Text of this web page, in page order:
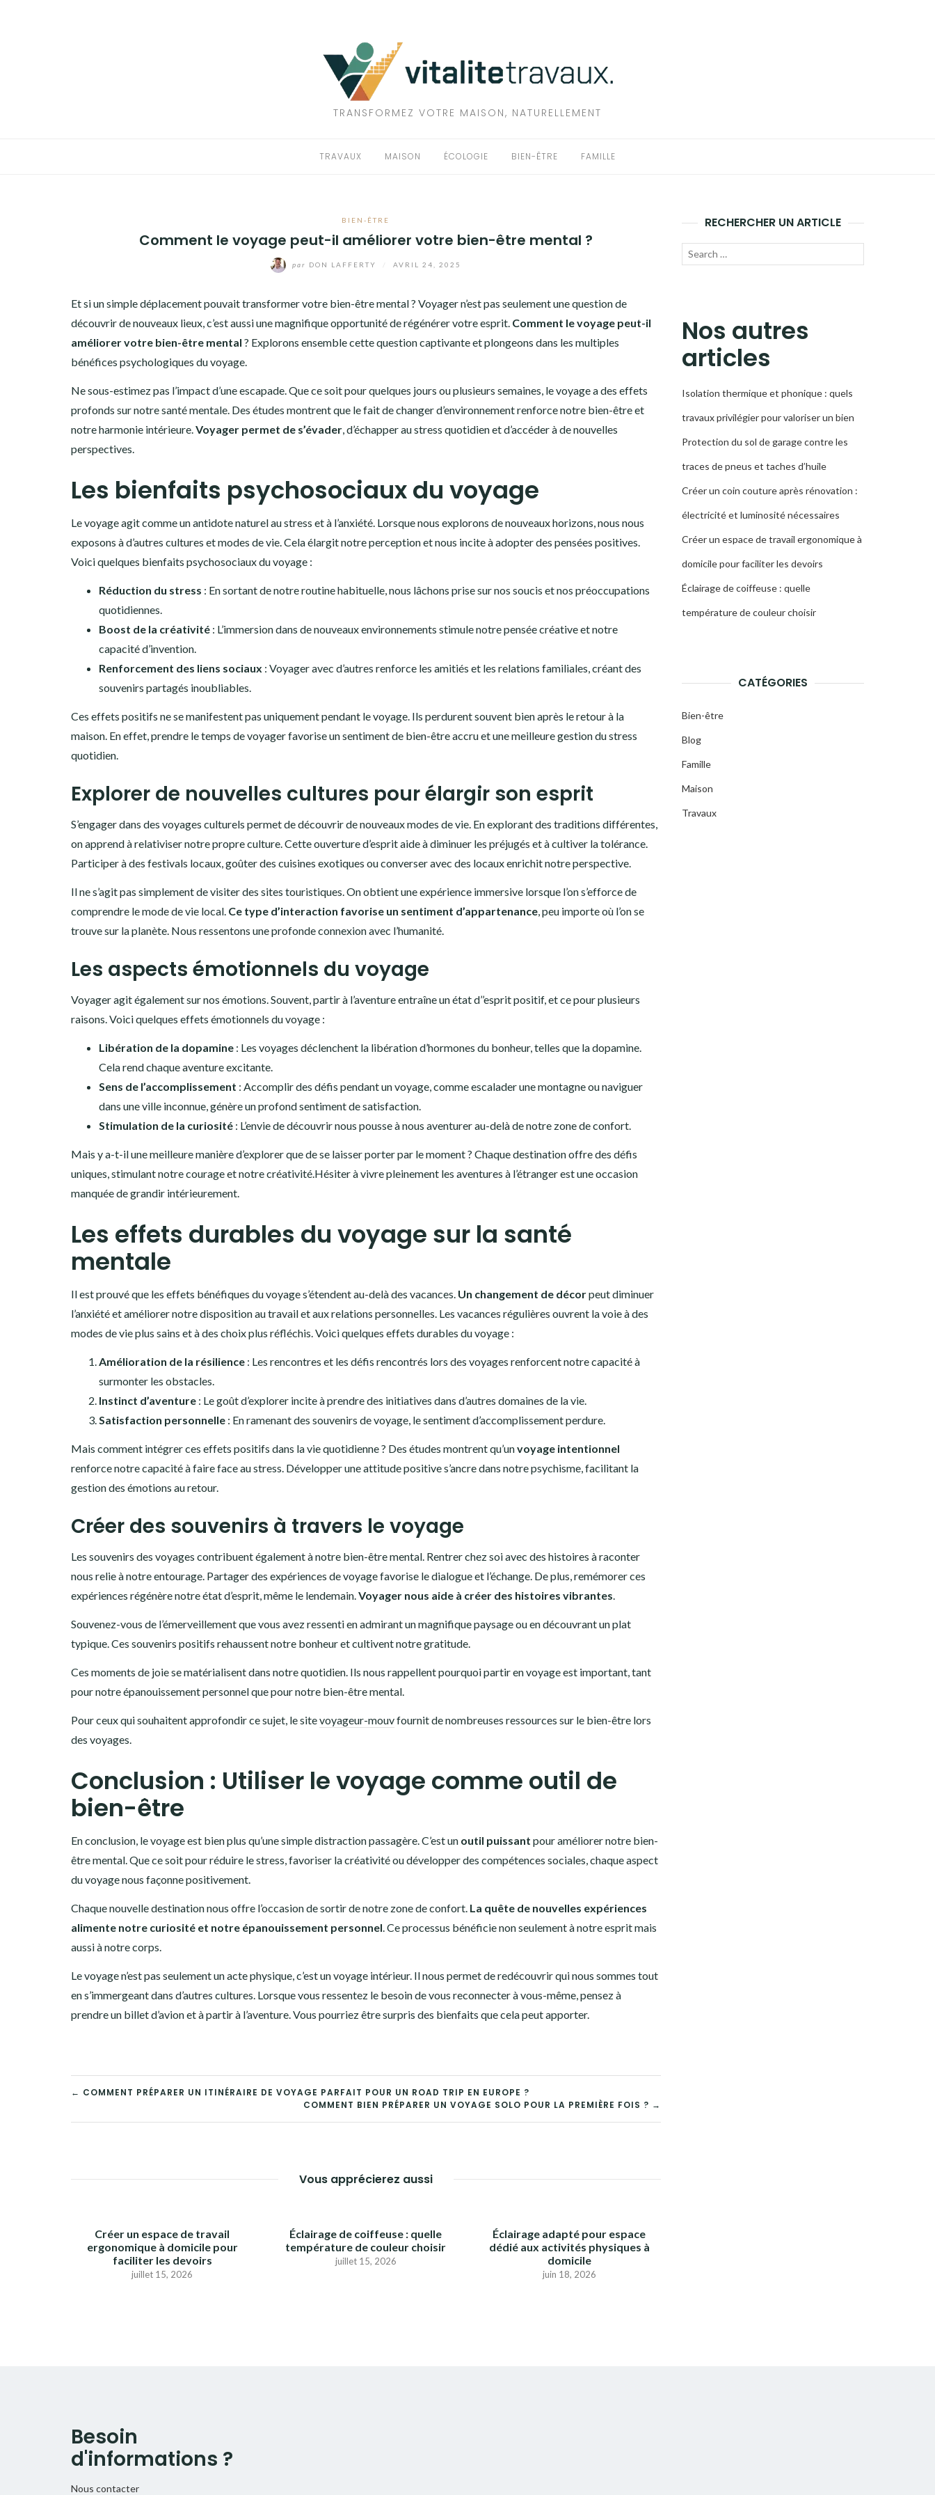
TRANSFORMEZ VOTRE MAISON, NATURELLEMENT
TRAVAUX MAISON ÉCOLOGIE BIEN-ÊTRE FAMILLE
BIEN-ÊTRE
Comment le voyage peut-il améliorer votre bien-être mental ?
par DON LAFFERTY AVRIL 24, 2025
Et si un simple déplacement pouvait transformer votre bien-être mental ? Voyager n’est pas seulement une question de
découvrir de nouveaux lieux, c’est aussi une magnifique opportunité de régénérer votre esprit. Comment le voyage peut-il
améliorer votre bien-être mental ? Explorons ensemble cette question captivante et plongeons dans les multiples
bénéfices psychologiques du voyage.
Ne sous-estimez pas l’impact d’une escapade. Que ce soit pour quelques jours ou plusieurs semaines, le voyage a des effets
profonds sur notre santé mentale. Des études montrent que le fait de changer d’environnement renforce notre bien-être et
notre harmonie intérieure.Voyager permet de s’évader, d’échapper au stress quotidien et d’accéder à de nouvelles
perspectives.
Les bienfaits psychosociaux du voyage
Le voyage agit comme un antidote naturel au stress et à l’anxiété. Lorsque nous explorons de nouveaux horizons, nous nous
exposons à d’autres cultures et modes de vie. Cela élargit notre perception et nous incite à adopter des pensées positives.
Voici quelques bienfaits psychosociaux du voyage :
Réduction du stress : En sortant de notre routine habituelle, nous lâchons prise sur nos soucis et nos préoccupations
quotidiennes.
Boost de la créativité : L’immersion dans de nouveaux environnements stimule notre pensée créative et notre
capacité d’invention.
Renforcement des liens sociaux : Voyager avec d’autres renforce les amitiés et les relations familiales, créant des
souvenirs partagés inoubliables.
Ces effets positifs ne se manifestent pas uniquement pendant le voyage. Ils perdurent souvent bien après le retour à la
maison. En effet, prendre le temps de voyager favorise un sentiment de bien-être accru et une meilleure gestion du stress
quotidien.
Explorer de nouvelles cultures pour élargir son esprit
S’engager dans des voyages culturels permet de découvrir de nouveaux modes de vie. En explorant des traditions différentes,
on apprend à relativiser notre propre culture. Cette ouverture d’esprit aide à diminuer les préjugés et à cultiver la tolérance.
Participer à des festivals locaux, goûter des cuisines exotiques ou converser avec des locaux enrichit notre perspective.
Il ne s’agit pas simplement de visiter des sites touristiques. On obtient une expérience immersive lorsque l’on s’efforce de
comprendre le mode de vie local. Ce type d’interaction favorise un sentiment d’appartenance, peu importe où l’on se
trouve sur la planète. Nous ressentons une profonde connexion avec l’humanité.
Les aspects émotionnels du voyage
Voyager agit également sur nos émotions. Souvent, partir à l’aventure entraîne un état d’’esprit positif, et ce pour plusieurs
raisons. Voici quelques effets émotionnels du voyage :
Libération de la dopamine : Les voyages déclenchent la libération d’hormones du bonheur, telles que la dopamine.
Cela rend chaque aventure excitante.
Sens de l’accomplissement : Accomplir des défis pendant un voyage, comme escalader une montagne ou naviguer
dans une ville inconnue, génère un profond sentiment de satisfaction.
Stimulation de la curiosité : L’envie de découvrir nous pousse à nous aventurer au-delà de notre zone de confort.
Mais y a-t-il une meilleure manière d’explorer que de se laisser porter par le moment ? Chaque destination offre des défis
uniques, stimulant notre courage et notre créativité.Hésiter à vivre pleinement les aventures à l’étranger est une occasion
manquée de grandir intérieurement.
Les effets durables du voyage sur la santé
mentale
Il est prouvé que les effets bénéfiques du voyage s’étendent au-delà des vacances. Un changement de décorpeut diminuer
l’anxiété et améliorer notre disposition au travail et aux relations personnelles. Les vacances régulières ouvrent la voie à des
modes de vie plus sains et à des choix plus réfléchis. Voici quelques effets durables du voyage :
Amélioration de la résilience : Les rencontres et les défis rencontrés lors des voyages renforcent notre capacité à
surmonter les obstacles.
Instinct d’aventure : Le goût d’explorer incite à prendre des initiatives dans d’autres domaines de la vie.
Satisfaction personnelle : En ramenant des souvenirs de voyage, le sentiment d’accomplissement perdure.
Mais comment intégrer ces effets positifs dans la vie quotidienne ? Des études montrent qu’unvoyage intentionnel
renforce notre capacité à faire face au stress. Développer une attitude positive s’ancre dans notre psychisme, facilitant la
gestion des émotions au retour.
Créer des souvenirs à travers le voyage
Les souvenirs des voyages contribuent également à notre bien-être mental. Rentrer chez soi avec des histoires à raconter
nous relie à notre entourage. Partager des expériences de voyage favorise le dialogue et l’échange. De plus, remémorer ces
expériences régénère notre état d’esprit, même le lendemain.Voyager nous aide à créer des histoires vibrantes.
Souvenez-vous de l’émerveillement que vous avez ressenti en admirant un magnifique paysage ou en découvrant un plat
typique. Ces souvenirs positifs rehaussent notre bonheur et cultivent notre gratitude.
Ces moments de joie se matérialisent dans notre quotidien. Ils nous rappellent pourquoi partir en voyage est important, tant
pour notre épanouissement personnel que pour notre bien-être mental.
Pour ceux qui souhaitent approfondir ce sujet, le sitevoyageur-mouvfournit de nombreuses ressources sur le bien-être lors
des voyages.
Conclusion : Utiliser le voyage comme outil de
bien-être
En conclusion, le voyage est bien plus qu’une simple distraction passagère. C’est un outil puissant pour améliorer notre bien-
être mental. Que ce soit pour réduire le stress, favoriser la créativité ou développer des compétences sociales, chaque aspect
du voyage nous façonne positivement.
Chaque nouvelle destination nous offre l’occasion de sortir de notre zone de confort. La quête de nouvelles expériences
alimente notre curiosité et notre épanouissement personnel. Ce processus bénéficie non seulement à notre esprit mais
aussi à notre corps.
Le voyage n’est pas seulement un acte physique, c’est un voyage intérieur. Il nous permet de redécouvrir qui nous sommes tout
en s’immergeant dans d’autres cultures. Lorsque vous ressentez le besoin de vous reconnecter à vous-même, pensez à
prendre un billet d’avion et à partir à l’aventure. Vous pourriez être surpris des bienfaits que cela peut apporter.
NAVIGATION
DE
← COMMENT PRÉPARER UN ITINÉRAIRE DE VOYAGE PARFAIT POUR UN ROAD TRIP EN EUROPE ?
COMMENT BIEN PRÉPARER UN VOYAGE SOLO POUR LA PREMIÈRE FOIS ? →
Vous apprécierez aussi
Créer un espace de travail
ergonomique à domicile pour
faciliter les devoirs
juillet 15, 2026
Éclairage de coiffeuse : quelle
température de couleur choisir
juillet 15, 2026
Éclairage adapté pour espace
dédié aux activités physiques à
domicile
juin 18, 2026
RECHERCHER UN ARTICLE
Recherche
Nos autres
articles
Isolation thermique et phonique : quels
travaux privilégier pour valoriser un bien
Protection du sol de garage contre les
traces de pneus et taches d’huile
Créer un coin couture après rénovation :
électricité et luminosité nécessaires
Créer un espace de travail ergonomique à
domicile pour faciliter les devoirs
Éclairage de coiffeuse : quelle
température de couleur choisir
CATÉGORIES
Bien-être
Blog
Famille
Maison
Travaux
Besoin
d'informations ?
Nous contacter